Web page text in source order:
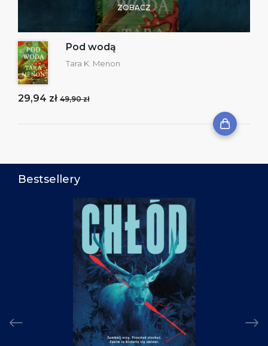
ZOBACZ
Pod wodą
Tara K. Menon
29,94 zł 49,90 zł
Bestsellery